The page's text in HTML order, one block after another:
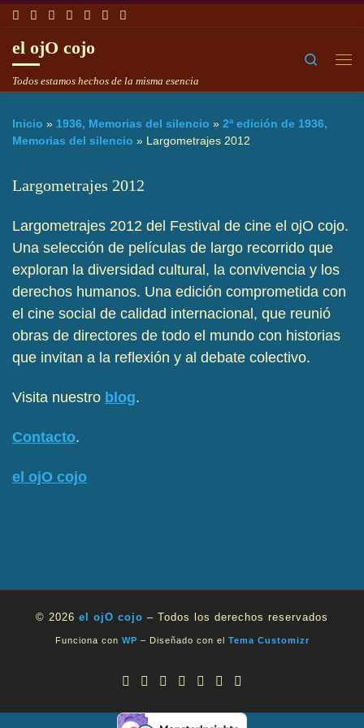
Saltar al contenido
el ojO cojo
Todos estamos hechos de la misma esencia
Search
Inicio » 1936, Memorias del silencio » 2ª edición de 1936,
Memorias del silencio » Largometrajes 2012
Largometrajes 2012
Largometrajes 2012 del Festival de cine el ojO cojo.
Una selección de películas de largo recorrido que
exploran la diversidad cultural, la convivencia y los
derechos humanos. Una edición comprometida con
el cine social de calidad internacional, que reunió
obras de directores de todo el mundo con historias
que invitan a la reflexión y al debate colectivo.
Visita nuestro blog.
Contacto.
el ojO cojo
© 2026 el ojO cojo – Todos los derechos reservados
Funciona con WP – Diseñado con el Tema Customizr